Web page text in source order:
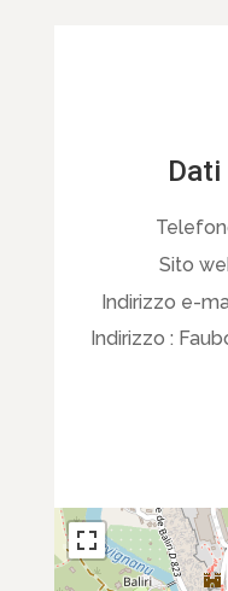
Sito
Indirizzo e-
Indirizzo :